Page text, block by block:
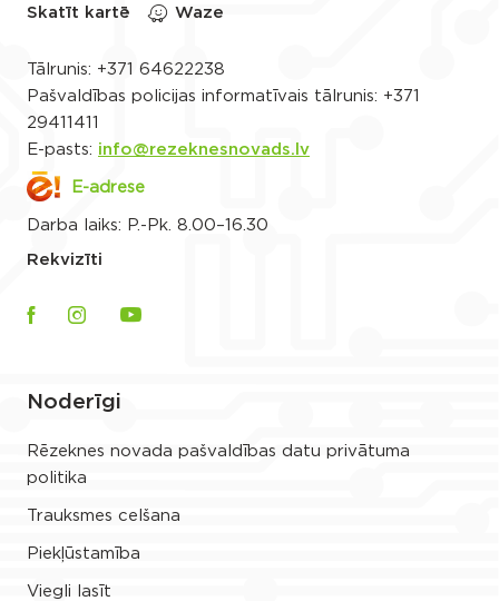
Skatīt kartē
Waze
Tālrunis: +371 64622238
Pašvaldības policijas informatīvais tālrunis: +371
29411411
E-pasts: info@rezeknesnovads.lv
E-adrese
Darba laiks: P.-Pk. 8.00–16.30
Rekvizīti
Noderīgi
Rēzeknes novada pašvaldības datu privātuma
politika
Trauksmes celšana
Piekļūstamība
Viegli lasīt